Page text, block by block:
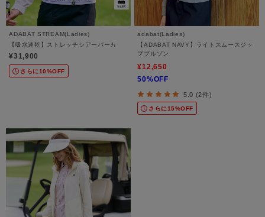
ADABAT STREAM(Ladies)
【吸水速乾】ストレッチシアーパーカ
¥31,900
さらに10%OFF
adabat(Ladies)
【ADABAT NAVY】ライトスムースジッ
プブルゾン
¥12,650
50%OFF
5.0 (2件)
さらに15%OFF